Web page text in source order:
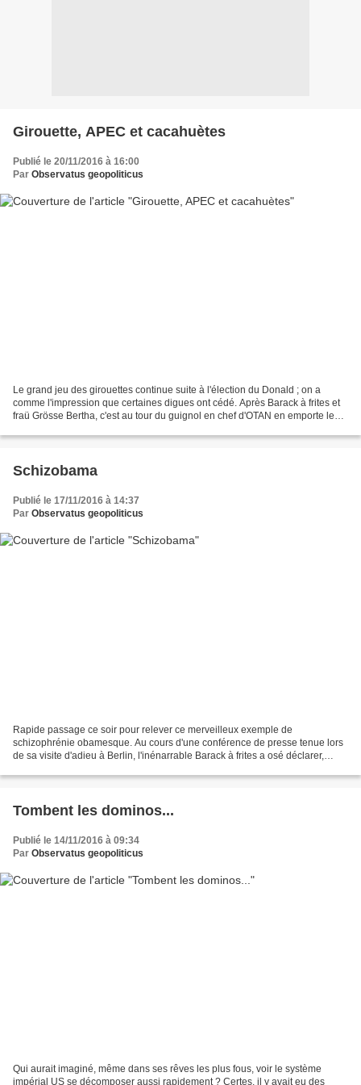
Girouette, APEC et cacahuètes
Publié le 20/11/2016 à 16:00
Par Observatus geopoliticus
Le grand jeu des girouettes continue suite à l'élection du Donald ; on a
comme l'impression que certaines digues ont cédé. Après Barack à frites et
fraü Grösse Bertha, c'est au tour du guignol en chef d'OTAN en emporte le
Schizobama
Publié le 17/11/2016 à 14:37
Par Observatus geopoliticus
Rapide passage ce soir pour relever ce merveilleux exemple de
schizophrénie obamesque. Au cours d'une conférence de presse tenue lors
de sa visite d'adieu à Berlin, l'inénarrable Barack à frites a osé déclarer,
Tombent les dominos...
Publié le 14/11/2016 à 09:34
Par Observatus geopoliticus
Qui aurait imaginé, même dans ses rêves les plus fous, voir le système
impérial US se décomposer aussi rapidement ? Certes, il y avait eu des